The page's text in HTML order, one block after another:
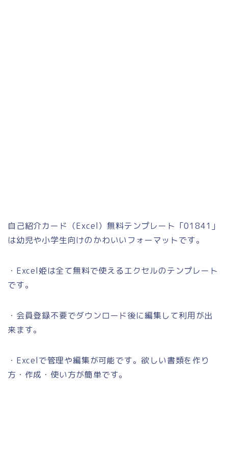
自己紹介カード（Excel）無料テンプレート「01841」
は幼児や小学生向けのかわいいフォーマットです。
・Excel姫は全て無料で使えるエクセルのテンプレート
です。
・会員登録不要でダウンロード後に編集して利用が出
来ます。
・Excelで管理や編集が可能です。欲しい書類を作り
方・作成・使い方が簡単です。